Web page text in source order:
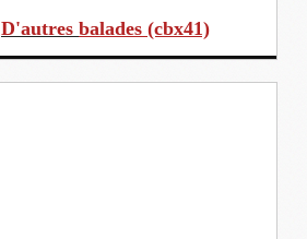
D'autres balades (cbx41)